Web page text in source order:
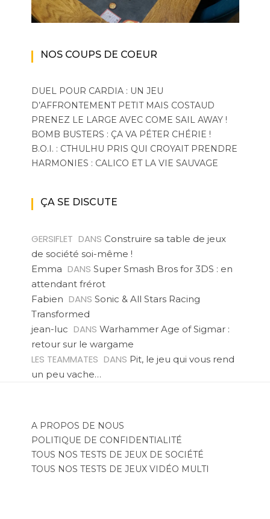
NOS COUPS DE COEUR
DUEL POUR CARDIA : UN JEU
D’AFFRONTEMENT PETIT MAIS COSTAUD
PRENEZ LE LARGE AVEC COME SAIL AWAY !
BOMB BUSTERS : ÇA VA PÉTER CHÉRIE !
B.O.I. : CTHULHU PRIS QUI CROYAIT PRENDRE
HARMONIES : CALICO ET LA VIE SAUVAGE
ÇA SE DISCUTE
GERSIFLET DANS Construire sa table de jeux
de société soi-même !
Emma DANS Super Smash Bros for 3DS : en
attendant frérot
Fabien DANS Sonic & All Stars Racing
Transformed
jean-luc DANS Warhammer Age of Sigmar :
retour sur le wargame
LES TEAMMATES DANS Pit, le jeu qui vous rend
un peu vache…
A PROPOS DE NOUS
POLITIQUE DE CONFIDENTIALITÉ
TOUS NOS TESTS DE JEUX DE SOCIÉTÉ
TOUS NOS TESTS DE JEUX VIDÉO MULTI